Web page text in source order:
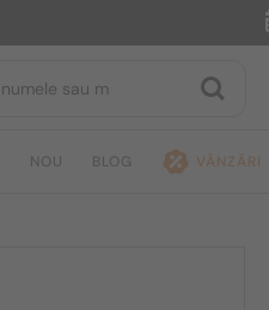
NOU BLOG VÂNZĂRI